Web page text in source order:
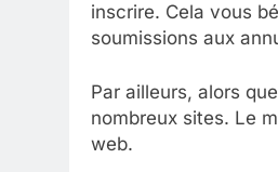
inscrire. Cela vous
soumissions aux
Par ailleurs, alors
nombreux sites. Le
web.